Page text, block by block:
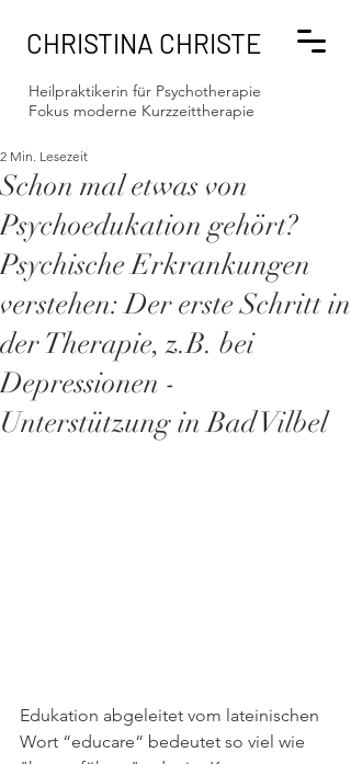
CHRISTINA CHRISTE
Heilpraktikerin für Psychotherapie
Fokus moderne Kurzzeittherapie
Schon mal etwas von
Psychoedukation gehört?
Psychische Erkrankungen
verstehen: Der erste Schritt in
der Therapie, z.B. bei
Depressionen -
Unterstützung in Bad Vilbel
2 Min. Lesezeit
Edukation abgeleitet vom lateinischen
Wort “educare“ bedeutet so viel wie